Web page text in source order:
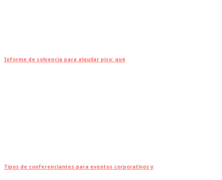
Informe de solvencia para alquilar piso: qué
Tipos de conferenciantes para eventos corporativos y